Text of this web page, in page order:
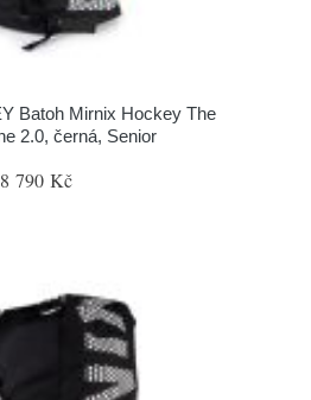
Batoh Mirnix Hockey The
2.0, černá, Senior
8 790 Kč